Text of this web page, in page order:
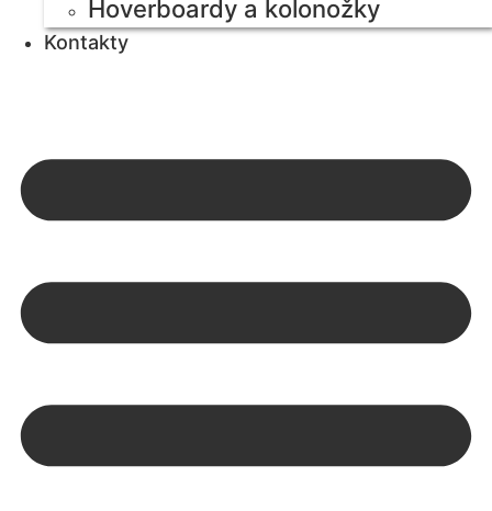
Hoverboardy a kolonožky
Kontakty